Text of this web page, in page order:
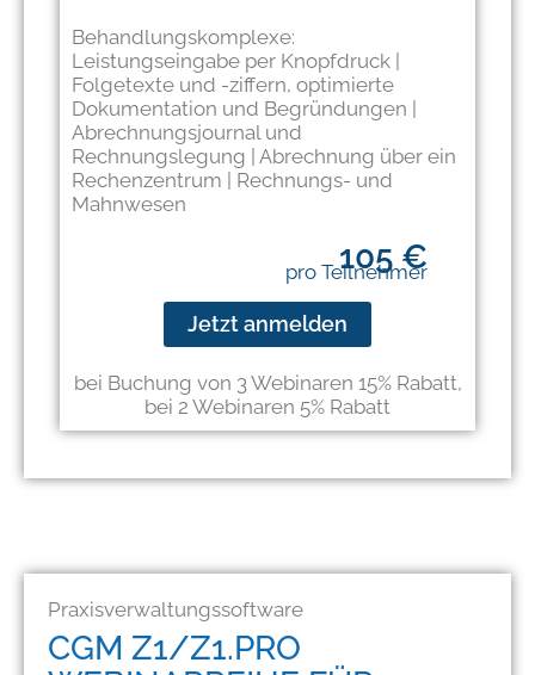
Behandlungskomplexe:
Leistungseingabe per Knopfdruck |
Folgetexte und -ziffern, optimierte
Dokumentation und Begründungen |
Abrechnungsjournal und
Rechnungslegung | Abrechnung über ein
Rechenzentrum | Rechnungs- und
Mahnwesen
105 €
pro Teilnehmer
Jetzt anmelden
bei Buchung von 3 Webinaren 15% Rabatt,
bei 2 Webinaren 5% Rabatt​
Praxisverwaltungssoftware
CGM Z1/Z1.PRO